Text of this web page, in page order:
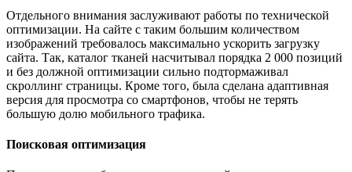
Отдельного внимания заслуживают работы по технической
оптимизации. На сайте с таким большим количеством
изображений требовалось максимально ускорить загрузку
сайта. Так, каталог тканей насчитывал порядка 2 000 позиций
и без должной оптимизации сильно подтормаживал
скроллинг страницы. Кроме того, была сделана адаптивная
версия для просмотра со смартфонов, чтобы не терять
большую долю мобильного трафика.
Поисковая оптимизация